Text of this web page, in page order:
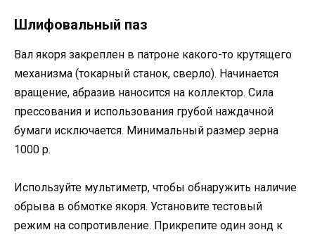
Шлифовальный паз
Вал якоря закреплен в патроне какого-то крутящего
механизма (токарный станок, сверло). Начинается
вращение, абразив наносится на коллектор. Сила
прессования и использования грубой наждачной
бумаги исключается. Минимальный размер зерна
1000 р.
Используйте мультиметр, чтобы обнаружить наличие
обрыва в обмотке якоря. Установите тестовый
режим на сопротивление. Прикрепите один зонд к